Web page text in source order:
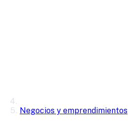
Negocios y emprendimientos